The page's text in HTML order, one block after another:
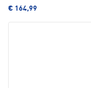
€ 164,99